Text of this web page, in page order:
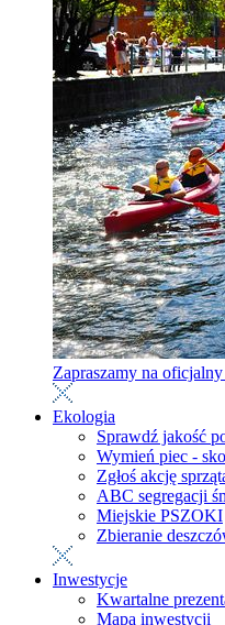
Zapraszamy na
Ekologia
Sprawdź jakość
Wymień piec -
Zgłoś akcję
ABC segregacji
Miejskie PSZOKI
Zbieranie
Inwestycje
Kwartalne
Mapa inwestycji